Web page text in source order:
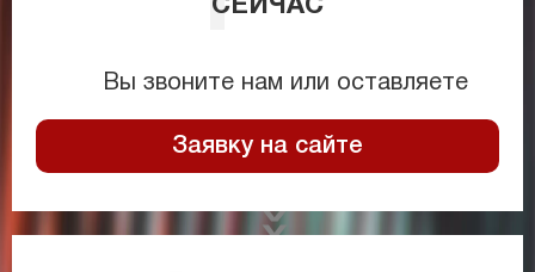
СЕЙЧАС
Вы звоните нам или оставляете
Заявку на сайте